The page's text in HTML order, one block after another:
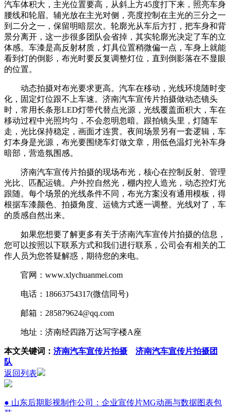
汽车体积大，主光位置要高，从斜上方45度打下来，照亮车身
腰线和轮眉。辅光放在主光对侧，亮度控制在主光的三分之一
到二分之一，保留明暗层次。轮廓光从车后方打，把车身和背
景分离开，这一步很多团队会省掉，其实轮廓光决定了车的立
体感。车漆是高反射材质，灯具位置稍微偏一点，车身上就能
看到灯的倒影，布光时要反复调整灯位，直到倒影落在不显眼
的位置。
动态拍摄对布光要求更高。汽车在移动，光线环境随时变
化，固定灯位跟不上车速。济南汽车宣传片拍摄做动态镜头
时，常用长条形LED灯带代替点光源，光线覆盖面积大，车在
移动过程中光照均匀，不会忽明忽暗。跟拍镜头里，灯随车
走，光比保持稳定，画面才连贯。夜间场景另有一套逻辑，车
灯本身是光源，布光要围绕车灯做文章，用低色温灯光补车身
暗部，营造氛围感。
济南汽车宣传片拍摄的现场布光，核心在控制反射、管理
光比、匹配运镜。户外控自然光，棚内控人造光，动态控灯光
跟随。每个场景的光线条件不同，布光方案没有通用模板，得
根据车漆颜色、拍摄角度、运镜方式逐一调整。光线对了，车
的质感自然出来。
如果您想要了解更多有关于济南汽车宣传片拍摄的信息，
您可以按照以下联系方式和我们进行联系，公司会有相关的工
作人员为您答疑解惑，期待您的来电。
官网：www.xlychuanmei.com
电话：18663754317(微信同号)
邮箱：285879624@qq.com
地址：济南经四路万达写字楼A座
本文关键词： 济南汽车宣传片拍摄
济南汽车宣传片拍摄团
队
返回列表
● 山东后期影视制作公司：企业宣传片MG动画与数据图表包